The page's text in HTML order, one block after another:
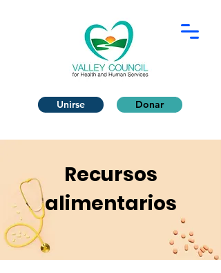
Unirse Donar
Recursos
alimentarios